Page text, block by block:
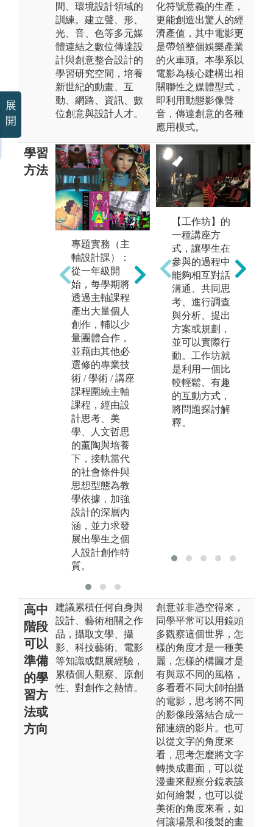
間、環境設計領域的
訓練。建立聲、形、
光、音、色等多元媒
體連結之數位傳達設
計與創意整合設計的
學習研究空間，培養
新世紀的動畫、互
動、網路、資訊、數
位創意與設計人才。
化符號意義的生產，
更能創造出驚人的經
濟產值，其中電影更
是帶領整個娛樂產業
的火車頭。本學系以
電影為核心建構出相
關聯性之媒體型式，
即利用動態影像聲
音，傳達創意的各種
應用模式。
學習
方法
專題實務（主
軸設計課）：
從一年級開
始，每學期將
透過主軸課程
產出大量個人
創作，輔以少
量團體合作，
並藉由其他必
選修的專業技
術 / 學術 / 講座
課程圍繞主軸
課程，經由設
計思考、美
學、人文哲思
的薰陶與培養
下，接軌當代
的社會條件與
思想型態為教
學依據，加強
設計的深層內
涵，並力求發
展出學生之個
人設計創作特
質。
於在學期間，
除了本系依核
心教學目標進
行設計專業課
程之訓練外，
輔以各種大型
學習交流活動
如：混合年級
期末作品發表
會、國際工作
營、海外學校
與企業參訪、
產學合作設計
專案、業界實
習等多維度訓
教育目標。
【工作坊】的
一種講座方
式，讓學生在
參與的過程中
能夠相互對話
溝通、共同思
考、進行調查
與分析、提出
方案或規劃，
並可以實際行
動。工作坊就
是利用一個比
較輕鬆、有趣
的互動方式，
將問題探討解
釋。
高中
階段
可以
準備
的學
習方
法或
方向
建議累積任何自身與
設計、藝術相關之作
品，攝取文學、攝
影、科技藝術、電影
等知識或觀展經驗，
累積個人觀察、原創
性、對創作之熱情。
創意並非憑空得來，
同學平常可以用鏡頭
多觀察這個世界，怎
樣的角度才是一種美
麗，怎樣的構圖才是
有與眾不同的風格，
多看看不同大師拍攝
的電影，思考將不同
的影像段落結合成一
部連續的影片。也可
以從文字的角度來
看，思考怎麼將文字
轉換成畫面，可以從
漫畫來觀察分鏡表該
如何繪製，也可以從
美術的角度來看，如
何讓場景和後製的畫
展
開